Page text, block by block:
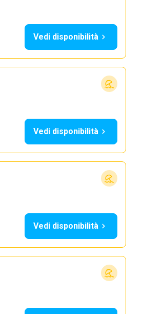
Vedi disponibilità
Vedi disponibilità
Vedi disponibilità